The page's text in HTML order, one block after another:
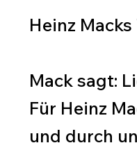
Heinz
Mack sagt:
Für Heinz
und durch